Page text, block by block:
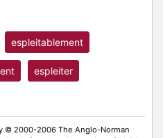
espleitablement
espleiter
© 2000-2006 The Anglo-Norman